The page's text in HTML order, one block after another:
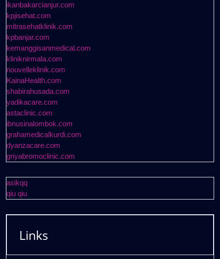
ikanbakarcianjur.com
kpjisehat.com
mitrasehatklinik.com
kpbanjar.com
kemanggisanmedical.com
kliniknirmala.com
nouvelleklinik.com
KainaHealth.com
shabirahusada.com
yadikacare.com
astaclinic.com
ibnusinalombok.com
grahamedicalkurdi.com
dyanzacare.com
griyabromoclinic.com
asikqq
qiu qiu
Links